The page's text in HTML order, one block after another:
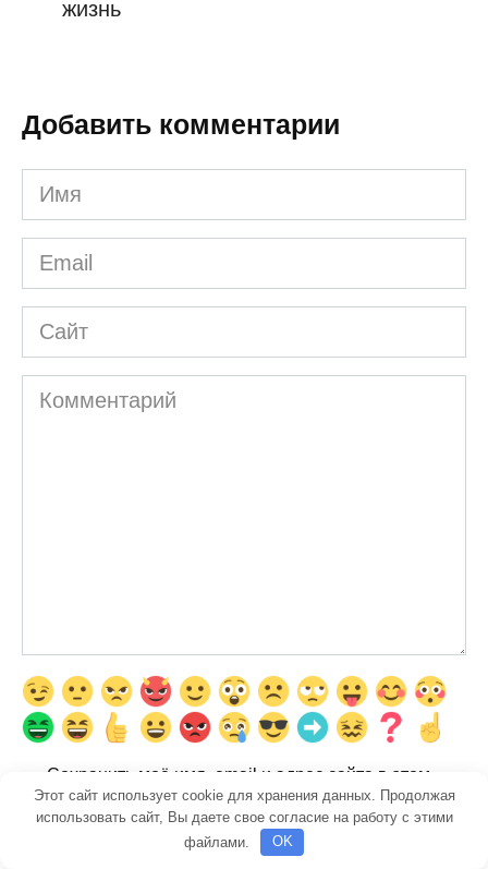
жизнь
Добавить комментарии
Имя
*
Email
*
Сайт
Комментарий
Сохранить моё имя, email и адрес сайта в этом
браузере для последующих моих комментариев.
Этот сайт использует cookie для хранения данных. Продолжая
использовать сайт, Вы даете свое согласие на работу с этими
файлами.
OK